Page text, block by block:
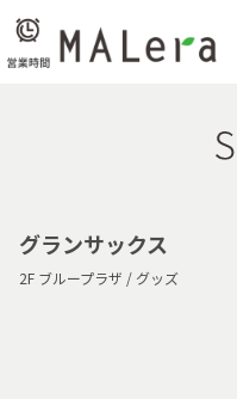
グランサックス
2F ブループラザ / グッズ